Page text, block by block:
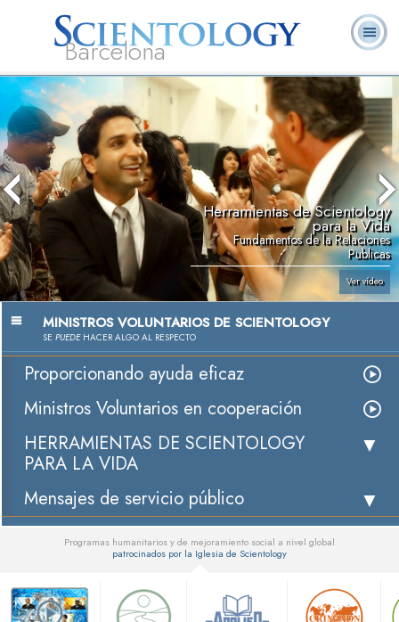
Barcelona
L. Ronald
Hubbard
Scientology?
Ministros
Voluntarios
Preguntas más
frecuentes
Herramientas de Scientology
para la Vida
Fundamentos de la Relaciones
Publicas
Ver vídeo
MINISTROS VOLUNTARIOS DE SCIENTOLOGY
SE PUEDEHACER ALGO AL RESPECTO
Proporcionando ayuda eficaz
Ministros Voluntarios en cooperación
HERRAMIENTAS DE SCIENTOLOGY
PARA LA VIDA
Mensajes de servicio público
Programas humanitarios y de mejoramiento social a nivel global
patrocinados por la Iglesia de Scientology